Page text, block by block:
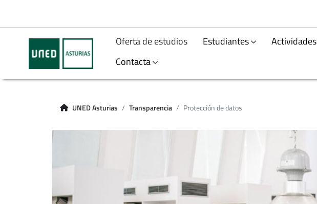
Oferta de estudios Estudiantes Actividades
Contacta
UNED Asturias Transparencia Protección de datos